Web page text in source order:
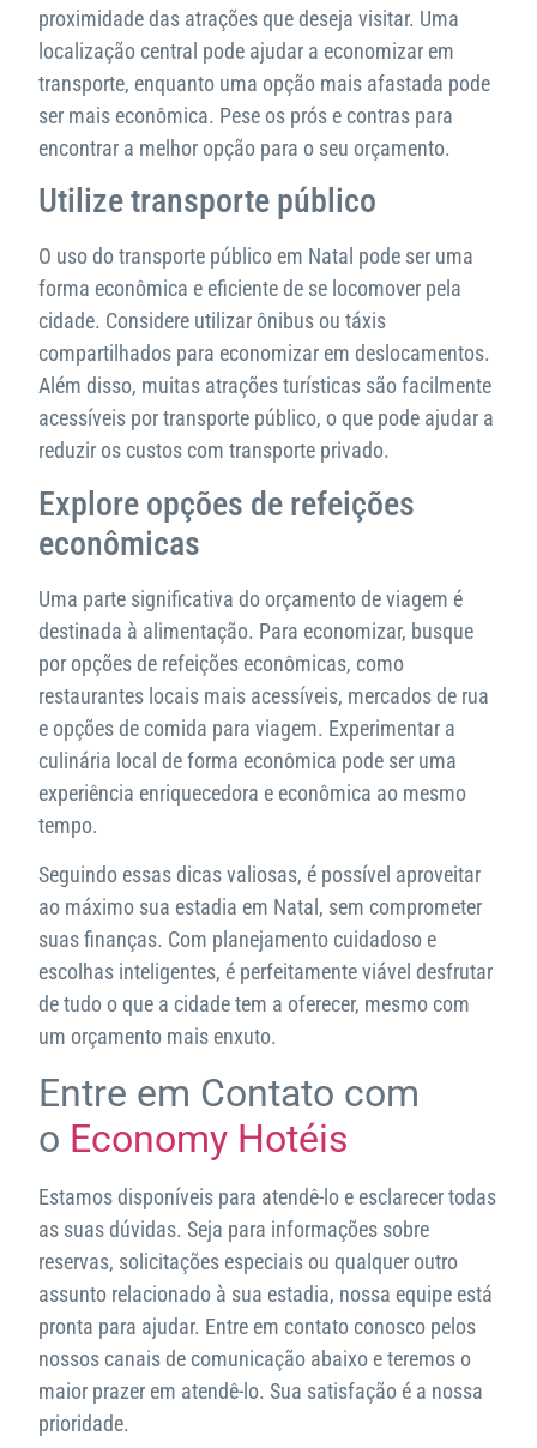
proximidade das atrações que deseja visitar. Uma
localização central pode ajudar a economizar em
transporte, enquanto uma opção mais afastada pode
ser mais econômica. Pese os prós e contras para
encontrar a melhor opção para o seu orçamento.
Utilize transporte público
O uso do transporte público em Natal pode ser uma
forma econômica e eficiente de se locomover pela
cidade. Considere utilizar ônibus ou táxis
compartilhados para economizar em deslocamentos.
Além disso, muitas atrações turísticas são facilmente
acessíveis por transporte público, o que pode ajudar a
reduzir os custos com transporte privado.
Explore opções de refeições
econômicas
Uma parte significativa do orçamento de viagem é
destinada à alimentação. Para economizar, busque
por opções de refeições econômicas, como
restaurantes locais mais acessíveis, mercados de rua
e opções de comida para viagem. Experimentar a
culinária local de forma econômica pode ser uma
experiência enriquecedora e econômica ao mesmo
tempo.
Seguindo essas dicas valiosas, é possível aproveitar
ao máximo sua estadia em Natal, sem comprometer
suas finanças. Com planejamento cuidadoso e
escolhas inteligentes, é perfeitamente viável desfrutar
de tudo o que a cidade tem a oferecer, mesmo com
um orçamento mais enxuto.
Entre em Contato com
o Economy Hotéis
Estamos disponíveis para atendê-lo e esclarecer todas
as suas dúvidas. Seja para informações sobre
reservas, solicitações especiais ou qualquer outro
assunto relacionado à sua estadia, nossa equipe está
pronta para ajudar. Entre em contato conosco pelos
nossos canais de comunicação abaixo e teremos o
maior prazer em atendê-lo. Sua satisfação é a nossa
prioridade.